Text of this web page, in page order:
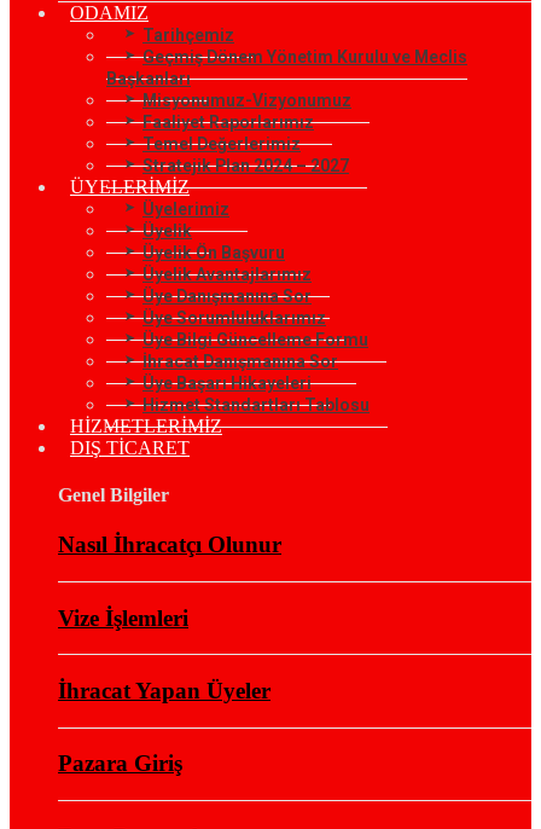
ODAMIZ
Tarihçemiz
Geçmiş Dönem Yönetim Kurulu ve Meclis
Başkanları
Misyonumuz-Vizyonumuz
Faaliyet Raporlarımız
Temel Değerlerimiz
Stratejik Plan 2024 – 2027
ÜYELERİMİZ
Üyelerimiz
Üyelik
Üyelik Ön Başvuru
Üyelik Avantajlarımız
Üye Danışmanına Sor
Üye Sorumluluklarımız
Üye Bilgi Güncelleme Formu
İhracat Danışmanına Sor
Üye Başarı Hikayeleri
Hizmet Standartları Tablosu
HİZMETLERİMİZ
DIŞ TİCARET
Genel Bilgiler
Nasıl İhracatçı Olunur
Vize İşlemleri
İhracat Yapan Üyeler
Pazara Giriş